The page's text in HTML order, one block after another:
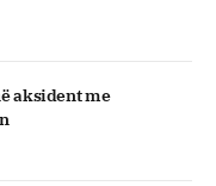
aksident me